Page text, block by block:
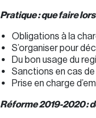
Pratique : que faire
Obligations à la
S’organiser pour
Du bon usage du
Sanctions en cas
Prise en charge
Réforme 2019-2020 :